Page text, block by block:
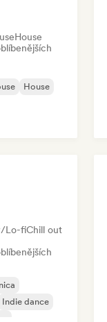
House
House
Lo-fiChill out
Indie dance